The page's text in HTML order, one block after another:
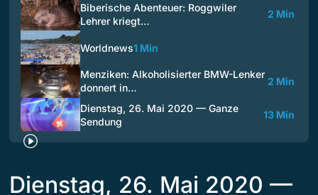
Biberische Abenteuer: Roggwiler
Lehrer kriegt…
2 Min
Worldnews1 Min
Menziken: Alkoholisierter BMW-Lenker
donnert in…
2 Min
Dienstag, 26. Mai 2020 — Ganze
Sendung
13 Min
Dienstag, 26. Mai 2020 —